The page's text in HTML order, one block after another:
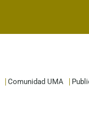
Comunidad UMA